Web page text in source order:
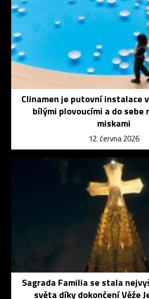
Clinamen je putovní instalace
bílými plovoucími a do sebe
miskami
12. června 2026
Sagrada Familia se stala
světa díky dokončení Věže